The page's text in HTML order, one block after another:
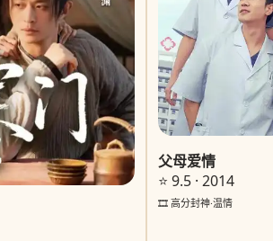
父母爱情
⭐ 9.5 · 2014
🎞️ 高分封神·温情